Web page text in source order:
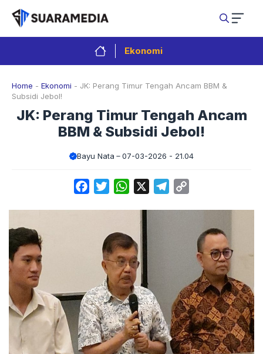
Langsung
isi
Ekonomi
Home - Ekonomi - JK: Perang Timur Tengah Ancam BBM &
Subsidi Jebol!
JK: Perang Timur Tengah Ancam
BBM & Subsidi Jebol!
Bayu Nata 07-03-2026 - 21.04
FacebookTwitterWhatsApp Telegram